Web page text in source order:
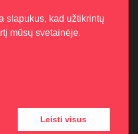
slapukus, kad užtikrintų
mūsų svetainėje.
Leisti visus